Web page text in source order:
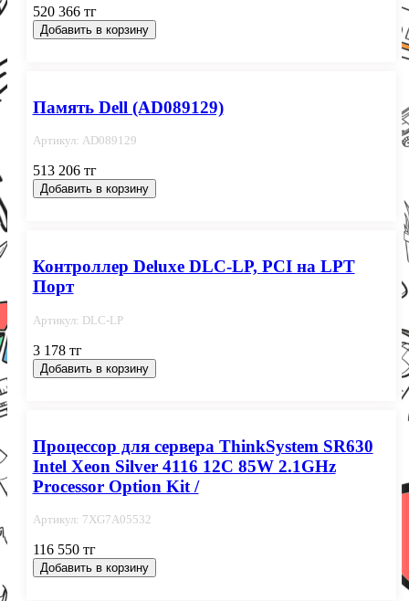
520 366 тг
Добавить в корзину
Память Dell (AD089129)
Артикул: AD089129
513 206 тг
Добавить в корзину
Контроллер Deluxe DLC-LP, PCI на LPT
Порт
Артикул: DLC-LP
3 178 тг
Добавить в корзину
Процессор для сервера ThinkSystem SR630
Intel Xeon Silver 4116 12C 85W 2.1GHz
Processor Option Kit /
Артикул: 7XG7A05532
116 550 тг
Добавить в корзину